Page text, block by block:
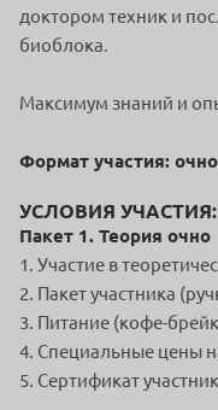
доктором техник и
биоблока.
Максимум знаний и
Формат участия:
УСЛОВИЯ УЧАСТИЯ:
Пакет 1. Теория очно
1. Участие в
2. Пакет участника
3. Питание (кофе-
4. Специальные цены
5. Сертификат